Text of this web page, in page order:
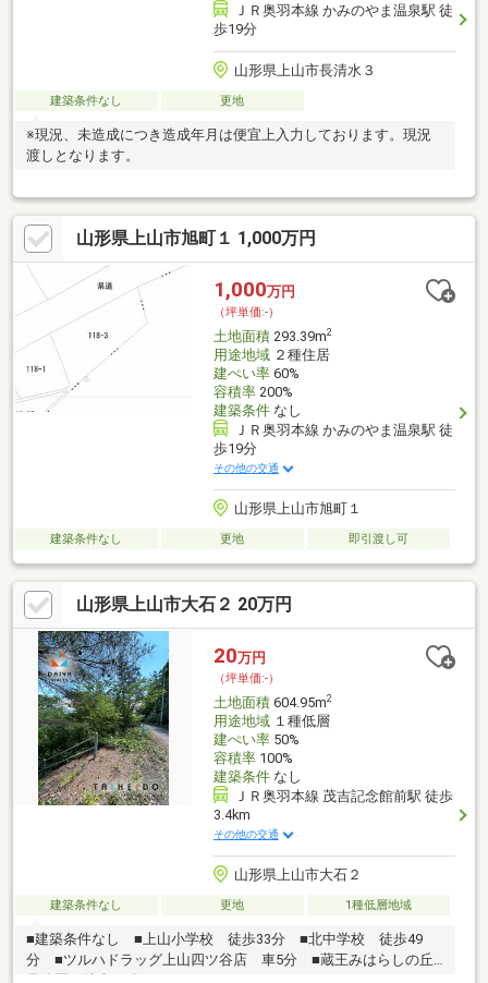
ＪＲ奥羽本線 かみのやま温泉駅 徒
歩19分
山形県上山市長清水３
建築条件なし 更地
※現況、未造成につき造成年月は便宜上入力しております。現況
渡しとなります。
山形県上山市旭町１ 1,000万円
1,000万円
（坪単価:-）
土地面積293.39m2
用途地域２種住居
建ぺい率60%
容積率200%
建築条件なし
ＪＲ奥羽本線 かみのやま温泉駅 徒
歩19分
その他の交通
山形県上山市旭町１
建築条件なし 更地 即引渡し可
山形県上山市大石２ 20万円
20万円
（坪単価:-）
土地面積604.95m2
用途地域１種低層
建ぺい率50%
容積率100%
建築条件なし
ＪＲ奥羽本線 茂吉記念館前駅 徒歩
3.4km
その他の交通
山形県上山市大石２
建築条件なし 更地 1種低層地域
■建築条件なし ■上山小学校 徒歩33分 ■北中学校 徒歩49
分 ■ツルハドラッグ上山四ツ谷店 車5分 ■蔵王みはらしの丘7